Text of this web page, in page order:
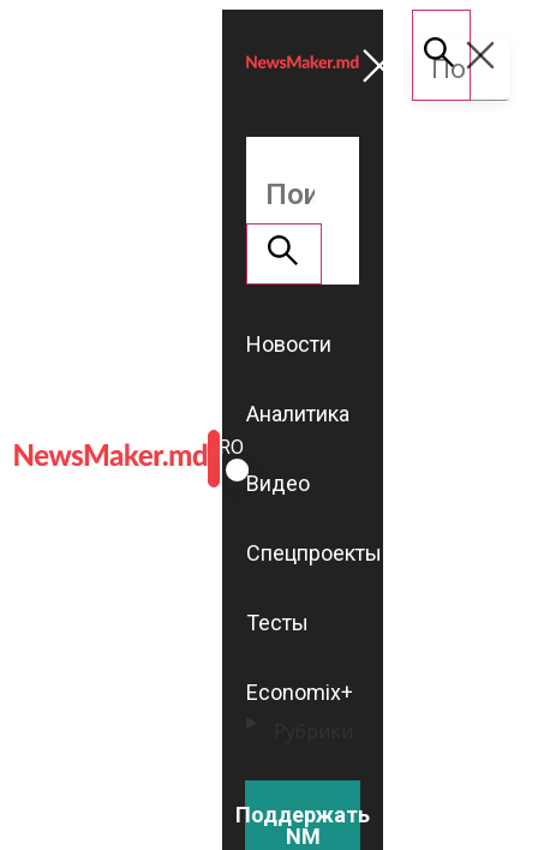
ROMÂNĂ
RU
Новости
Аналитика
Видео
Спецпроекты
Тесты
Economix+
Поддержать
NM